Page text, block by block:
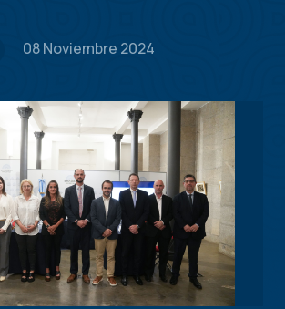
08 Noviembre 2024